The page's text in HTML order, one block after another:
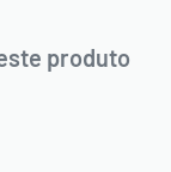
produto